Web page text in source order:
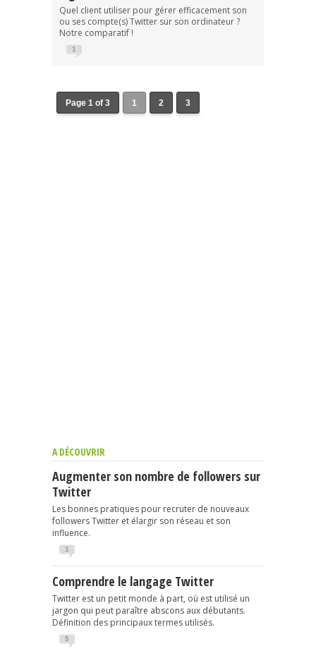
Quel client utiliser pour gérer efficacement son
ou ses compte(s) Twitter sur son ordinateur ?
Notre comparatif !
1
Page 1 of 3 1 2 3
A DÉCOUVRIR
Augmenter son nombre de followers sur
Twitter
Les bonnes pratiques pour recruter de nouveaux
followers Twitter et élargir son réseau et son
influence.
1
Comprendre le langage Twitter
Twitter est un petit monde à part, où est utilisé un
jargon qui peut paraître abscons aux débutants.
Définition des principaux termes utilisés.
5